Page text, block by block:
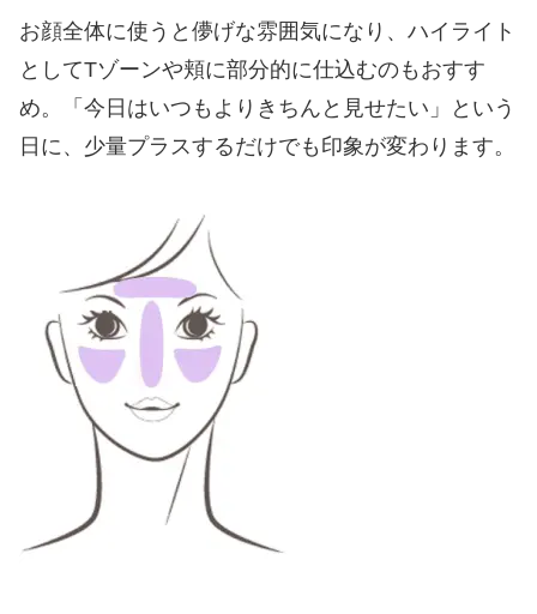
お顔全体に使うと儚げな雰囲気になり、ハイライト
としてTゾーンや頬に部分的に仕込むのもおすす
め。「今日はいつもよりきちんと見せたい」という
日に、少量プラスするだけでも印象が変わります。